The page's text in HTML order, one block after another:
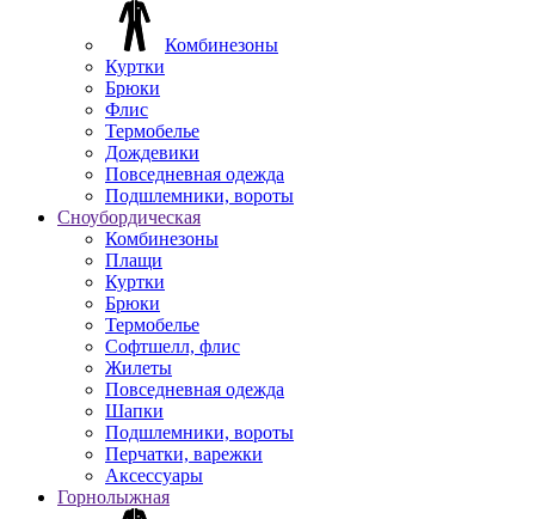
Комбинезоны
Куртки
Брюки
Флис
Термобелье
Дождевики
Повседневная одежда
Подшлемники, вороты
Сноубордическая
Комбинезоны
Плащи
Куртки
Брюки
Термобелье
Софтшелл, флис
Жилеты
Повседневная одежда
Шапки
Подшлемники, вороты
Перчатки, варежки
Аксессуары
Горнолыжная